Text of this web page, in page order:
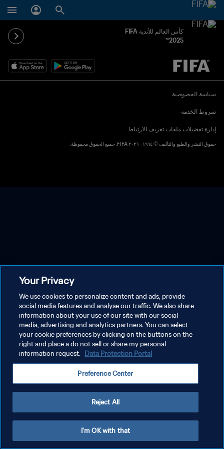
كأس العالم للأندية FIFA
2025™
يُحدَّد لاحقاً ضد يُحدَّد لاحقاً
سياسة الخصوصية
شروط الخدمة
إدارة تفضيلات ملفات تعريف الارتباط
حقوق النشر والطبع والتأليف © ١٩٩٤ - ٢٠٢٦ FIFA. جميع الحقوق محفوظة.
Your Privacy
We use cookies to personalize content and ads, provide
social media features and analyse our traffic. We also share
information about your use of our site with our social
media, advertising and analytics partners. You can select
your cookie preferences by clicking on the buttons on the
right and place a do not sell or share my personal
information request. Data Protection Portal
Preference Center
Reject All
I'm OK with that